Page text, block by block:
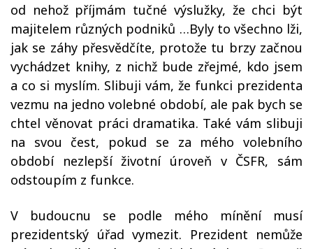
od nehož příjmám tučné výslužky, že chci být
majitelem různých podniků …Byly to všechno lži,
jak se záhy přesvědčíte, protože tu brzy začnou
vychádzet knihy, z nichž bude zřejmé, kdo jsem
a co si myslím. Slibuji vám, že funkci prezidenta
vezmu na jedno volebné období, ale pak bych se
chtel věnovat práci dramatika. Také vám slibuji
na svou čest, pokud se za mého volebního
období nezlepší životní úroveň v ČSFR, sám
odstoupím z funkce.
V budoucnu se podle mého mínění musí
prezidentský úřad vymezit. Prezident nemůže